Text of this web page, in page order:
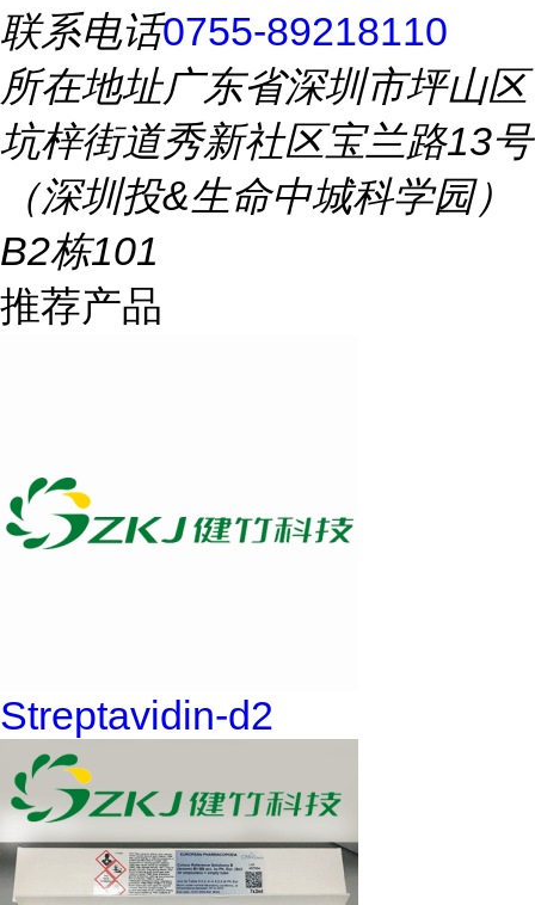
联系电话0755-89218110
所在地址广东省深圳市坪山区
坑梓街道秀新社区宝兰路13号
（深圳投&生命中城科学园）
B2栋101
推荐产品
Streptavidin-d2